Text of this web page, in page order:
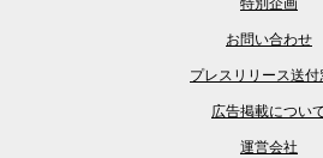
特別企画
お問い合わせ
プレスリリース送付
広告掲載につい
運営会社